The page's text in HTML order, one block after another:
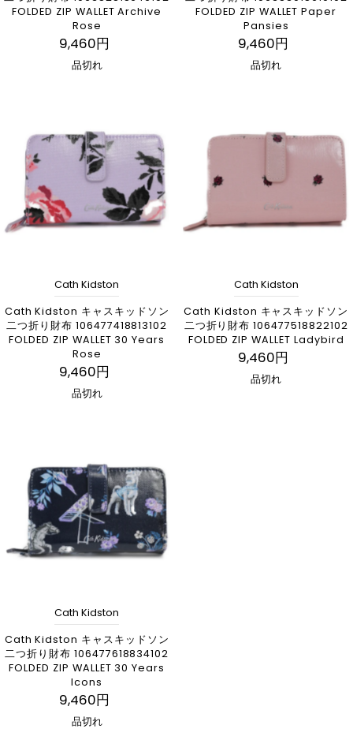
FOLDED ZIP WALLET Archive
Rose
9,460円
品切れ
FOLDED ZIP WALLET Paper
Pansies
9,460円
品切れ
Cath Kidston
Cath Kidston キャスキッドソン
二つ折り財布 106477418813102
FOLDED ZIP WALLET 30 Years
Rose
9,460円
品切れ
Cath Kidston
Cath Kidston キャスキッドソン
二つ折り財布 106477518822102
FOLDED ZIP WALLET Ladybird
9,460円
品切れ
Cath Kidston
Cath Kidston キャスキッドソン
二つ折り財布 106477618834102
FOLDED ZIP WALLET 30 Years
Icons
9,460円
品切れ